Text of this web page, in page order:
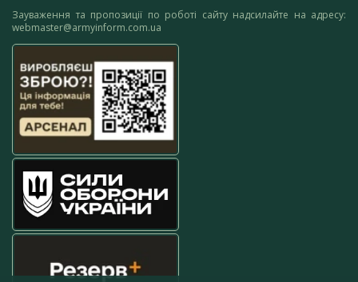
Зауваження та пропозиції по роботі сайту надсилайте на адресу:
webmaster@armyinform.com.ua